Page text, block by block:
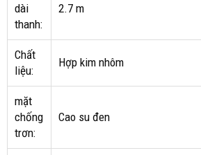
dài
thanh:
2.7 m
Chất
liệu:
Hợp kim nhôm
mặt
chống
trơn:
Cao su đen